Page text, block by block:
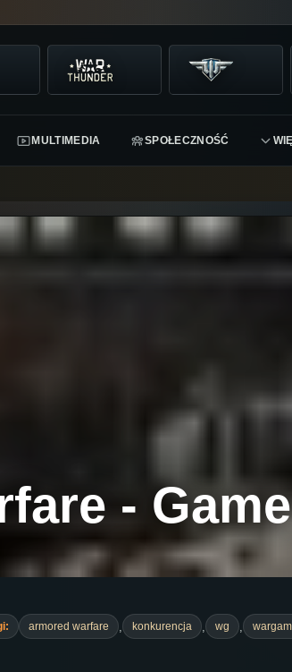
MULTIMEDIA SPOŁECZNOŚĆ
-
armored warfare , konkurencja , wg ,